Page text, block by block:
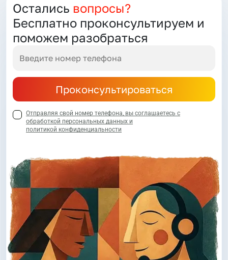
Остались вопросы?
Бесплатно проконсультируем и
поможем разобраться
Проконсультироваться
Отправляя свой номер телефона, вы соглашаетесь с
обработкой персональных данных и
политикой конфиденциальности